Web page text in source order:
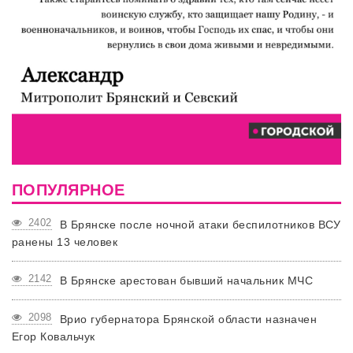
ПОПУЛЯРНОЕ
2402
В Брянске после ночной атаки беспилотников ВСУ
ранены 13 человек
2142 В Брянске арестован бывший начальник МЧС
2098
Врио губернатора Брянской области назначен
Егор Ковальчук